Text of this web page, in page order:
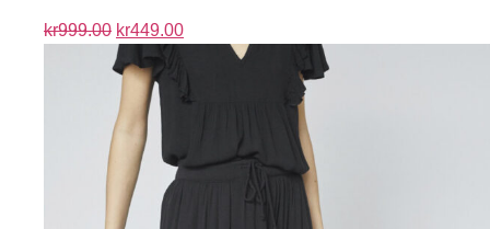
kr999.00 kr449.00